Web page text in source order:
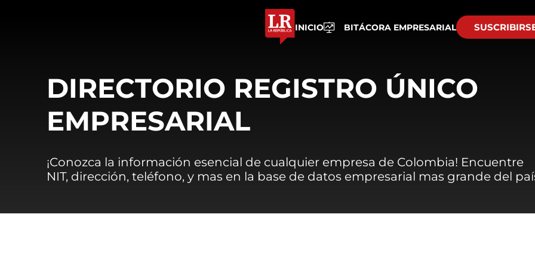
INICIO BITÁCORA EMPRESARIAL
DIRECTORIO REGISTRO ÚNICO
EMPRESARIAL
¡Conozca la información esencial de cualquier empresa de Colombia! Encuentre
NIT, dirección, teléfono, y mas en la base de datos empresarial mas grande del